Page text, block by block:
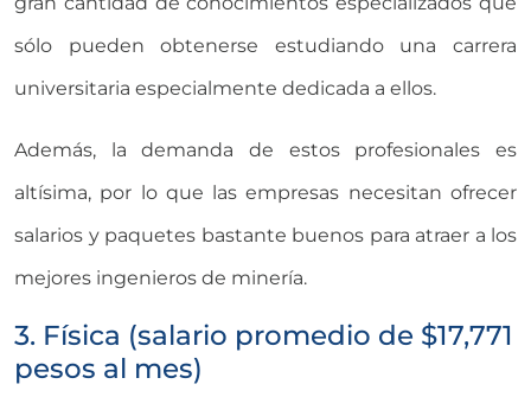
sólo pueden obtenerse estudiando una carrera
universitaria especialmente dedicada a ellos.
Además, la demanda de estos profesionales es
altísima, por lo que las empresas necesitan ofrecer
salarios y paquetes bastante buenos para atraer a los
mejores ingenieros de minería.
3. Física (salario promedio de $17,771
pesos al mes)